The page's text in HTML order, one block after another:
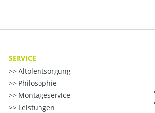
SERVICE
Altölentsorgung
Philosophie
Montageservice
Leistungen